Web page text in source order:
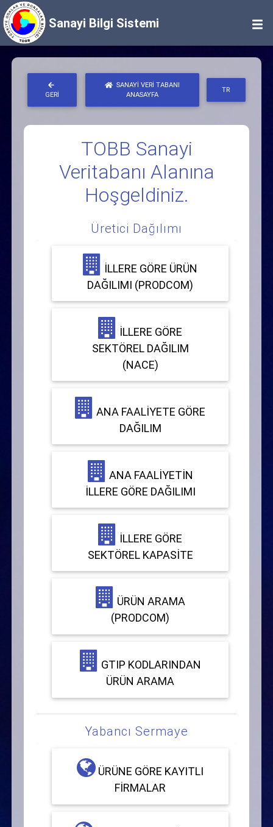
Sanayi Bilgi Sistemi
GERI
SANAYI VERI TABANI
ANASAYFA
TR
TOBB Sanayi
Veritabanı Alanına
Hoşgeldiniz.
Üretici Dağılımı
İLLERE GÖRE ÜRÜN
DAĞILIMI (PRODCOM)
İLLERE GÖRE
SEKTÖREL DAĞILIM
(NACE)
ANA FAALIYETE GÖRE
DAĞILIM
ANA FAALIYETIN
İLLERE GÖRE DAĞILIMI
İLLERE GÖRE
SEKTÖREL KAPASITE
ÜRÜN ARAMA
(PRODCOM)
GTIP KODLARINDAN
ÜRÜN ARAMA
Yabancı Sermaye
ÜRÜNE GÖRE KAYITLI
FIRMALAR